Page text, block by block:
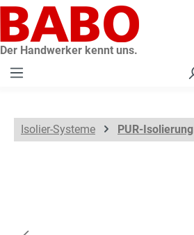
springen
Der Handwerker kennt uns.
Isolier-Systeme PUR-Isolierung